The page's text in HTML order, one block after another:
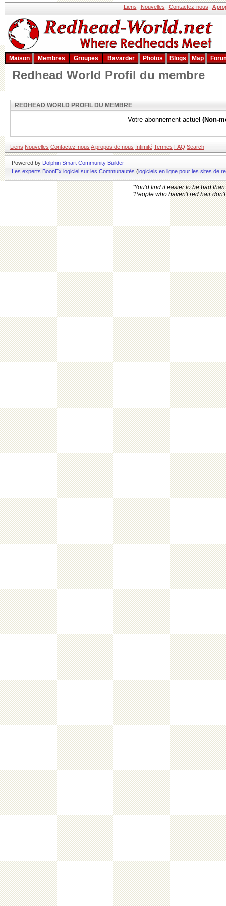
Liens Nouvelles Contactez-nous A
Maison Membres Groupes Bavarder Photos Blogs Map
Redhead World Profil du membre
REDHEAD WORLD PROFIL DU MEMBRE
Votre abonnement actuel(Non-
Liens Nouvelles Contactez-nous A propos de nous Intimité Termes FAQ Search
Powered by Dolphin Smart Community Builder
Les experts BoonEx logiciel sur les Communautés (logiciels en ligne pour les sites de
"You'd find it easier to be bad
"People who haven't red hair